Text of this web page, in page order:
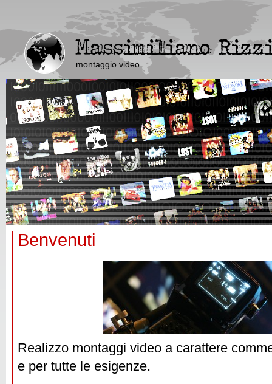
montaggio video
Benvenuti
Realizzo montaggi video a carattere
e per tutte le esigenze.